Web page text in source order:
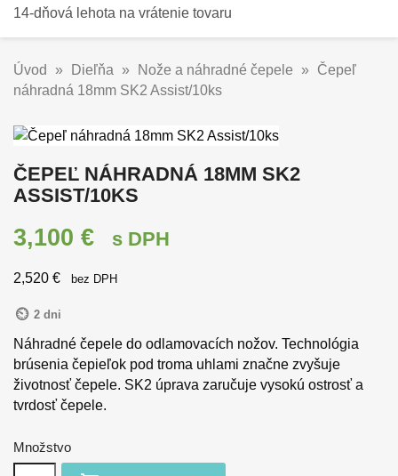
14-dňová lehota na vrátenie tovaru
Úvod Dieľňa Nože a náhradné čepele
Čepeľ
náhradná 18mm SK2 Assist/10ks
ČEPEĽ NÁHRADNÁ 18MM SK2
ASSIST/10KS
3,100 € s DPH
2,520 € bez DPH
2 dni
Náhradné čepele do odlamovacích nožov. Technológia
brúsenia čepieľok pod troma uhlami značne zvyšuje
životnosť čepele. SK2 úprava zaručuje vysokú ostrosť a
tvrdosť čepele.
Množstvo